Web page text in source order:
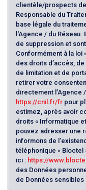
Habitants de
Habitants de 25 à
Habitants de plus
Nombre
Familles sans
Familles avec 1
Maisons
Appartements
Familles avec 3
clientèle/prospects
Responsable du
base légale du
l'Agence / du
de suppression et
Conformément à la loi
des droits d’accès,
de limitation et de
retirer votre
directement l’Agence
https://cnil.fr/fr pour
estimez, après avoir
droits « Informatique
pouvez adresser une
informons de
téléphonique « Bloctel
ici : https://
des Données
de Données